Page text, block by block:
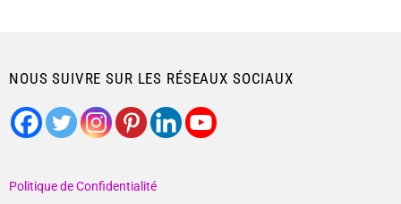
NOUS SUIVRE SUR LES RÉSEAUX SOCIAUX
Politique de Confidentialité